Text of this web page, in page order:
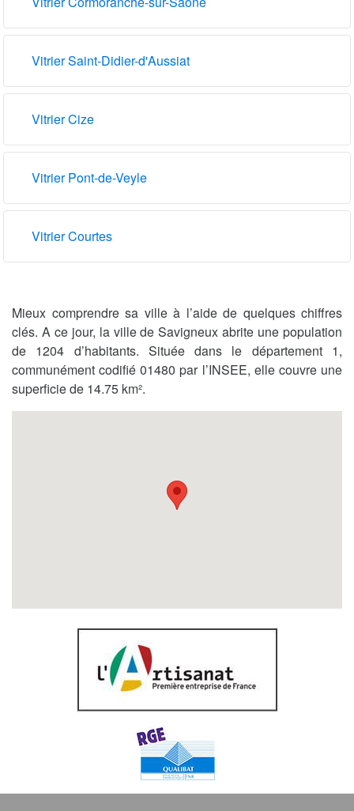
Vitrier Saint-Didier-d'Aussiat
Vitrier Cize
Vitrier Pont-de-Veyle
Vitrier Courtes
Mieux comprendre sa ville à l’aide de quelques chiffres
clés. A ce jour, la ville de Savigneux abrite une population
de 1204 d’habitants. Située dans le département 1,
communément codifié 01480 par l’INSEE, elle couvre une
superficie de 14.75 km².